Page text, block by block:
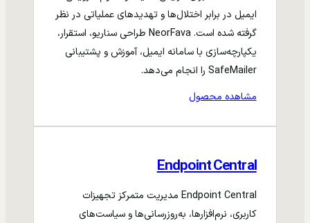
ایمیل در برابر اختلال‌ها و تهدیدهای عملیاتی در نظر
گرفته شده است. NeorFava طراحی سناریو، استقرار،
یکپارچه‌سازی با سامانه ایمیل، آموزش و پشتیبانی
SafeMailer را انجام می‌دهد.
مشاهده محصول
Endpoint Central
Endpoint Central مدیریت متمرکز تجهیزات
کاربری، نرم‌افزارها، به‌روزرسانی‌ها و سیاست‌های